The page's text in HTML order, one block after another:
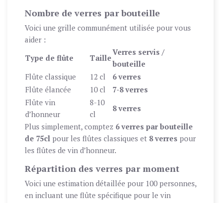
Nombre de verres par bouteille
Voici une grille communément utilisée pour vous
aider :
Type de flûte
Taille
Verres servis /
bouteille
Flûte classique
12 cl
6 verres
Flûte élancée
10 cl
7-8 verres
Flûte vin
d’honneur
8-10
cl
8 verres
Plus simplement, comptez 6 verres par bouteille
de 75cl pour les flûtes classiques et 8 verres pour
les flûtes de vin d’honneur.
Répartition des verres par moment
Voici une estimation détaillée pour 100 personnes,
en incluant une flûte spécifique pour le vin